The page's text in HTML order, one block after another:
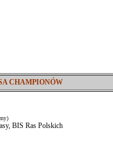
CHAMPIONÓW
BIS Ras Polskich